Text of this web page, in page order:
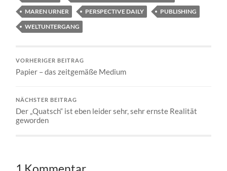
MAREN URNER
PERSPECTIVE DAILY
PUBLISHING
WELTUNTERGANG
VORHERIGER BEITRAG
Papier – das zeitgemäße Medium
NÄCHSTER BEITRAG
Der „Quatsch“ ist eben leider sehr, sehr ernste Realität
geworden